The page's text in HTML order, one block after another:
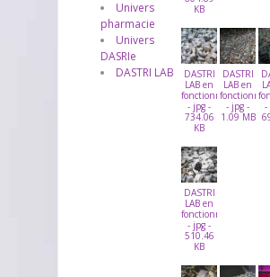
Univers
pharmacie
Univers
DASRIe
DASTRI LAB
KB
DASTRI
LAB en
fonctionnement
- jpg -
734.06
KB
DASTRI
LAB en
- jpg -
1.09 MB
-
DASTRI
LAB en
fonctionnement
- jpg -
510.46
KB